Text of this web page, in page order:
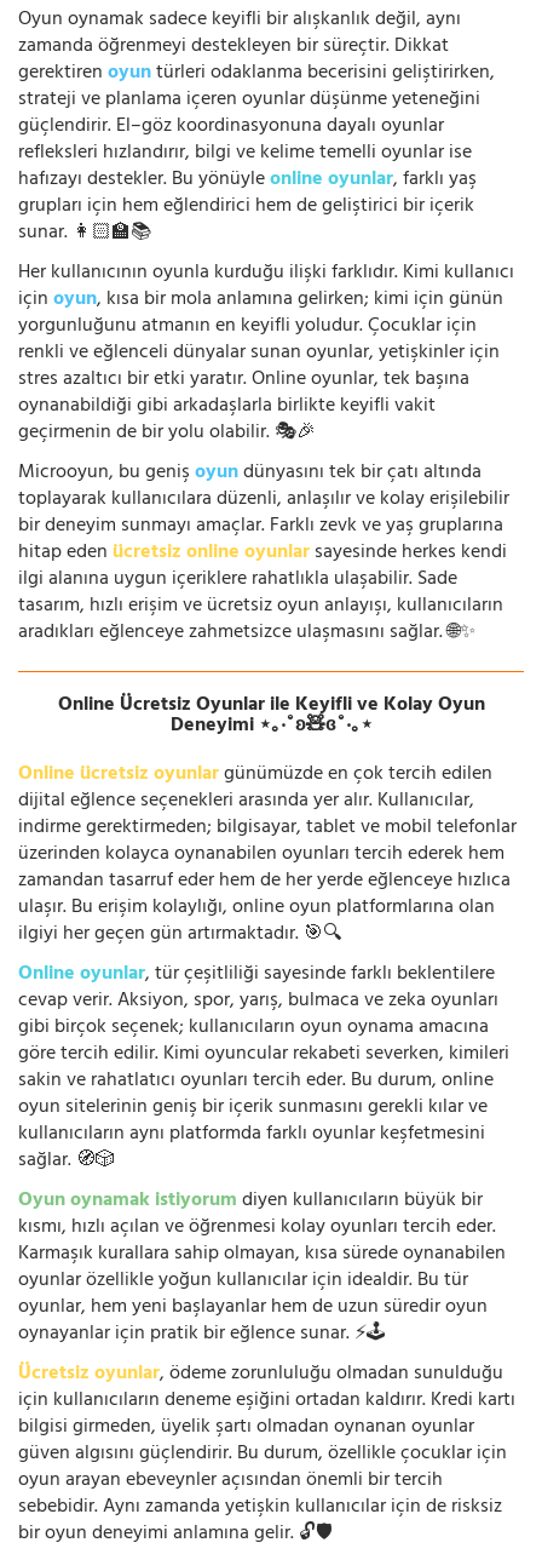
Oyun oynamak sadece keyifli bir alışkanlık değil, aynı
zamanda öğrenmeyi destekleyen bir süreçtir. Dikkat
gerektirenoyuntürleri odaklanma becerisini geliştirirken,
strateji ve planlama içeren oyunlar düşünme yeteneğini
güçlendirir. El–göz koordinasyonuna dayalı oyunlar
refleksleri hızlandırır, bilgi ve kelime temelli oyunlar ise
hafızayı destekler. Bu yönüyleonline oyunlar, farklı yaş
grupları için hem eğlendirici hem de geliştirici bir içerik
sunar. 👩🏻‍🏫📚
Her kullanıcının oyunla kurduğu ilişki farklıdır. Kimi kullanıcı
içinoyun, kısa bir mola anlamına gelirken; kimi için günün
yorgunluğunu atmanın en keyifli yoludur. Çocuklar için
renkli ve eğlenceli dünyalar sunan oyunlar, yetişkinler için
stres azaltıcı bir etki yaratır. Online oyunlar, tek başına
oynanabildiği gibi arkadaşlarla birlikte keyifli vakit
geçirmenin de bir yolu olabilir. 🎭🎉
Microoyun, bu genişoyundünyasını tek bir çatı altında
toplayarak kullanıcılara düzenli, anlaşılır ve kolay erişilebilir
bir deneyim sunmayı amaçlar. Farklı zevk ve yaş gruplarına
hitap eden ücretsiz online oyunlarsayesinde herkes kendi
ilgi alanına uygun içeriklere rahatlıkla ulaşabilir. Sade
tasarım, hızlı erişim ve ücretsiz oyun anlayışı, kullanıcıların
aradıkları eğlenceye zahmetsizce ulaşmasını sağlar. 🌐✨
Online Ücretsiz Oyunlar ile Keyifli ve Kolay Oyun
Deneyimi ⋆｡‧˚ʚ🧸ɞ˚‧｡⋆
Online ücretsiz oyunlargünümüzde en çok tercih edilen
dijital eğlence seçenekleri arasında yer alır. Kullanıcılar,
indirme gerektirmeden; bilgisayar, tablet ve mobil telefonlar
üzerinden kolayca oynanabilen oyunları tercih ederek hem
zamandan tasarruf eder hem de her yerde eğlenceye hızlıca
ulaşır. Bu erişim kolaylığı, online oyun platformlarına olan
ilgiyi her geçen gün artırmaktadır. 🎯🔍
Online oyunlar, tür çeşitliliği sayesinde farklı beklentilere
cevap verir. Aksiyon, spor, yarış, bulmaca ve zeka oyunları
gibi birçok seçenek; kullanıcıların oyun oynama amacına
göre tercih edilir. Kimi oyuncular rekabeti severken, kimileri
sakin ve rahatlatıcı oyunları tercih eder. Bu durum, online
oyun sitelerinin geniş bir içerik sunmasını gerekli kılar ve
kullanıcıların aynı platformda farklı oyunlar keşfetmesini
sağlar. 🧭🎲
Oyun oynamak istiyorumdiyen kullanıcıların büyük bir
kısmı, hızlı açılan ve öğrenmesi kolay oyunları tercih eder.
Karmaşık kurallara sahip olmayan, kısa sürede oynanabilen
oyunlar özellikle yoğun kullanıcılar için idealdir. Bu tür
oyunlar, hem yeni başlayanlar hem de uzun süredir oyun
oynayanlar için pratik bir eğlence sunar. ⚡🕹️
Ücretsiz oyunlar, ödeme zorunluluğu olmadan sunulduğu
için kullanıcıların deneme eşiğini ortadan kaldırır. Kredi kartı
bilgisi girmeden, üyelik şartı olmadan oynanan oyunlar
güven algısını güçlendirir. Bu durum, özellikle çocuklar için
oyun arayan ebeveynler açısından önemli bir tercih
sebebidir. Aynı zamanda yetişkin kullanıcılar için de risksiz
bir oyun deneyimi anlamına gelir. 🔓🛡️